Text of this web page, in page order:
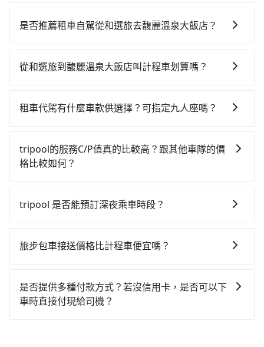
費時！從最早07:02一直到23:32，新竹-台中一天最多有
26分鐘。抵達高鐵站後，步行進站、現場購票並於月台
10分鐘出站、等待車站前排班的計程車，搭上小黃後約
鐘，假設一人獨行，交通費總計3,310元。但如果全程使
用tripool並到府專車接送，則僅需花費約3,020元，費
與等車上，現在還不馬上來預約tripool！
是否推薦租車自駕從和選旅去馥麗溫泉大飯店？
時不需要閉目養神（因為要自己開車），最重要的是你
$115~205承租小轎車，每公里再額外加收$3.2，從和選
返回），雖已將eTag和可能的每小時40元路邊停車費用
預估進去，但額外的汽車保險與可能的罰單都需自付。
數超過四位，更是沒有較大的七人座或九人座可供選
修理，每一次租車都好像在開樂透一樣。另外，偶爾也
車或者要載其他乘客的人來說就有不小的風險。最後，
雖然路邊隨租隨還看似方便，但實際使用時還是有其區
從和選旅到馥麗溫泉大飯店叫計程車划算嗎？
灣大車隊、Uber、Line Taxi、Yoxi等，如果在路邊攔不
錶計算，價格約為4,320~5,200元間，但如改預約
tripool可省高達$2,200。但如果要考慮到回程，南投縣
以上，無論在價格或服務品質上，tripool都是你從和選
租車代駕有什麼車款供選擇？可指定九人座嗎？
型車為主，車款品牌以豐田Toyota、福特Ford、福斯
VW為主，其中也有少量進口車像凌志Lexus、特斯拉
特殊需求或人數較多，需要大T保母車、20人座中巴、
tripool的服務C/P值真的比較高？跟其他車隊的價
格比較如何？
市場上稍具規模且合法經營的業者，有以短程與城市為
KKDAY、KLOOK、叫車吧等。tripool旅步專注在長程
於有高效的車輛調度能力，能以市價7~8折提供專車到府
服務，是絕大多數乘客出行的最佳選擇。
tripool 是否能預訂深夜乘車時段？
旅步包車接送價格比計程車便宜嗎？
遇塞車、停紅燈時等低速行駛時還需額外加價不同，旅
步費用比計程車低，且能讓您更能輕鬆掌握交通開支。
是否提供多種付款方式？若沒信用卡，是否可以下
車時直接付現給司機？